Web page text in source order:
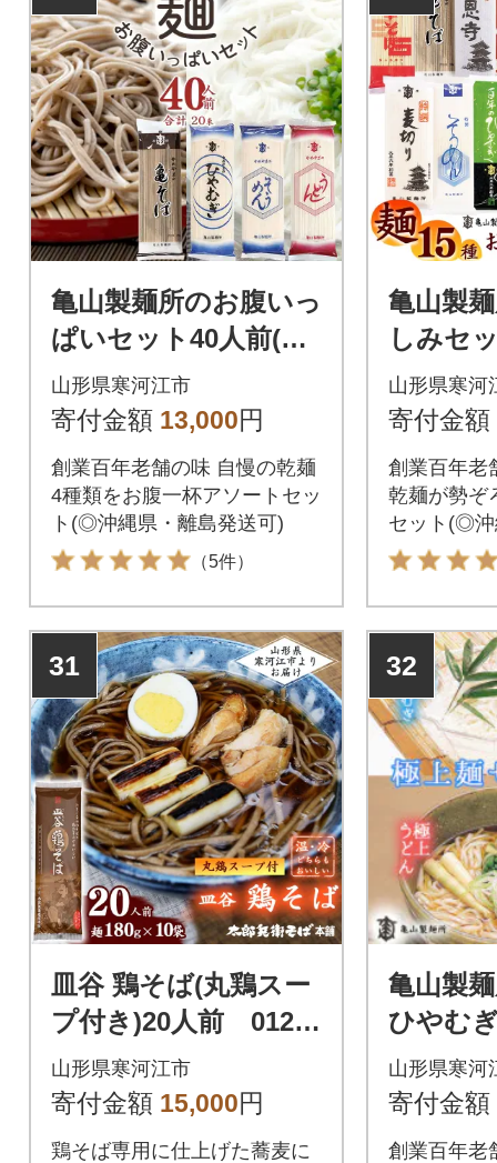
亀山製麺所のお腹いっ
ぱいセット40人前(計2
0束)【蕎麦 饂飩 ひや
むぎ 素麺】 011-F33
山形県寒河江市
寄付金額 13,000円
創業百年老舗の味 自慢の乾麺
4種類をお腹一杯アソートセッ
ト(◎沖縄県・離島発送可)
（5件）
亀山製
しみセ
15束)
山形県寒河
寄付金額
創業百年老
乾麺が勢ぞ
セット(◎沖
可)
31
皿谷 鶏そば(丸鶏スー
プ付き)20人前 012-F
39
山形県寒河江市
寄付金額 15,000円
鶏そば専用に仕上げた蕎麦に
32
亀山製
ひやむ
前(20束)
山形県寒河
寄付金額
創業百年老